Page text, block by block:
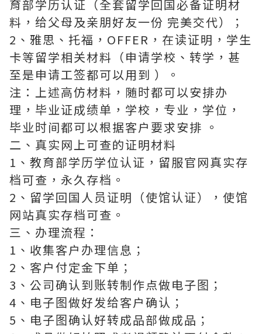
育部学历认证（全套留学回国必备证明材
料，给父母及亲朋好友一份 完美交代）；
2、雅思、托福，OFFER，在读证明，学生
卡等留学相关材料（申请学校、转学，甚
至是申请工签都可以用到 ）。
注：上述高仿材料，随时都可以安排办
理，毕业证成绩单，学校，专业，学位，
毕业时间都可以根据客户要求安排 。
二、真实网上可查的证明材料
1、教育部学历学位认证，留服官网真实存
档可查，永久存档。
2、留学回国人员证明（使馆认证），使馆
网站真实存档可查。
三、办理流程：
1、收集客户办理信息；
2、客户付定金下单；
3、公司确认到账转制作点做电子图；
4、电子图做好发给客户确认；
5、电子图确认好转成品部做成品；